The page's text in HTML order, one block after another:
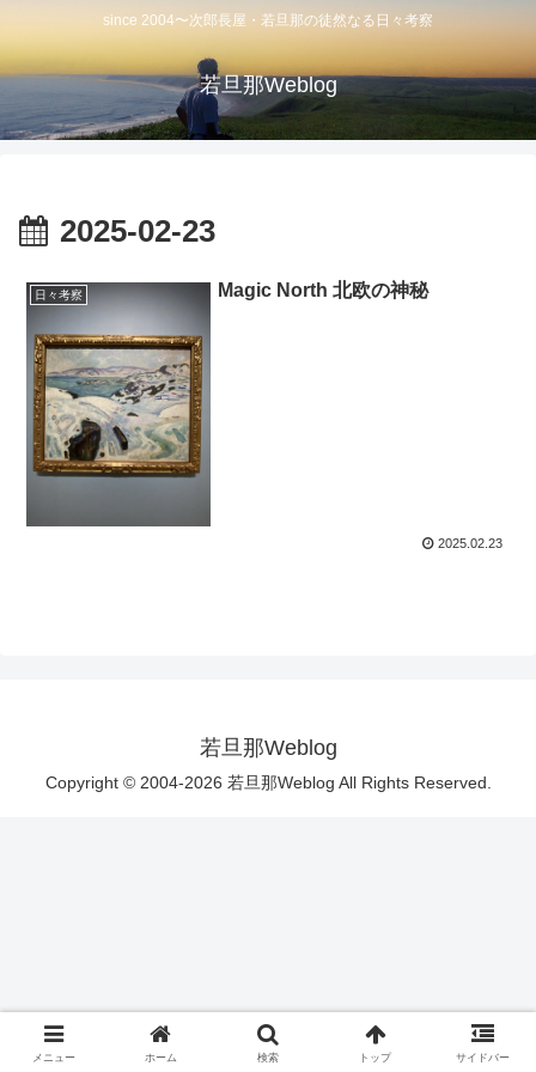
since 2004〜次郎長屋・若旦那の徒然なる日々考察
若旦那Weblog
2025-02-23
日々考察 Magic North 北欧の神秘
2025.02.23
若旦那Weblog
Copyright © 2004-2026 若旦那Weblog All Rights Reserved.
メニュー ホーム 検索 トップ サイドバー